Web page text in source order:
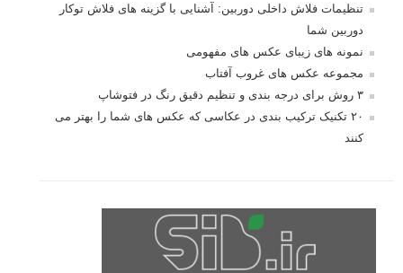
تنظیمات فلاش داخلی دوربین: آشنایی با گزینه های فلاش توکار
دوربین شما
نمونه های زیبای عکس های مفهومی
مجموعه عکس های غروب آفتاب
۳ روش برای درجه بندی و تنظیم دقیق رنگ در فتوشاپ
۲۰ تکنیک ترکیب بندی در عکاسی که عکس های شما را بهتر می
کنند